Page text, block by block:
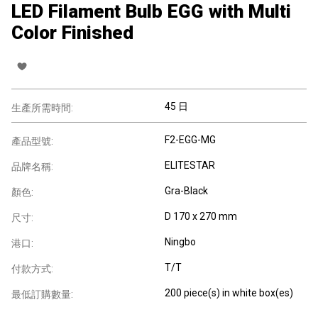
LED Filament Bulb EGG with Multi
Color Finished
生產所需時間: 45 日
產品型號: F2-EGG-MG
品牌名稱: ELITESTAR
顏色: Gra-Black
尺寸: D 170 x 270 mm
港口: Ningbo
付款方式: T/T
最低訂購數量: 200 piece(s) in white box(es)